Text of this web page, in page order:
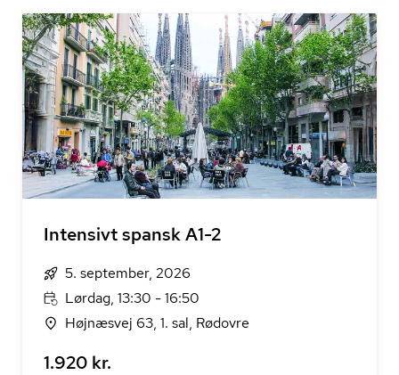
Intensivt spansk A1-2
5. september, 2026
Lørdag, 13:30 - 16:50
Højnæsvej 63, 1. sal, Rødovre
1.920 kr.